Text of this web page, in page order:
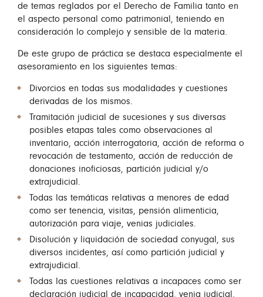
de temas reglados por el Derecho de Familia tanto en
el aspecto personal como patrimonial, teniendo en
consideración lo complejo y sensible de la materia.
De este grupo de práctica se destaca especialmente el
asesoramiento en los siguientes temas:
Divorcios en todas sus modalidades y cuestiones
derivadas de los mismos.
Tramitación judicial de sucesiones y sus diversas
posibles etapas tales como observaciones al
inventario, acción interrogatoria, acción de reforma o
revocación de testamento, acción de reducción de
donaciones inoficiosas, partición judicial y/o
extrajudicial.
Todas las temáticas relativas a menores de edad
como ser tenencia, visitas, pensión alimenticia,
autorización para viaje, venias judiciales.
Disolución y liquidación de sociedad conyugal, sus
diversos incidentes, así como partición judicial y
extrajudicial.
Todas las cuestiones relativas a incapaces como ser
declaración judicial de incapacidad, venia judicial,